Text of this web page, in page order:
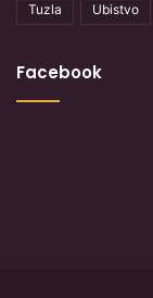
Tuzla Ubistvo
Facebook